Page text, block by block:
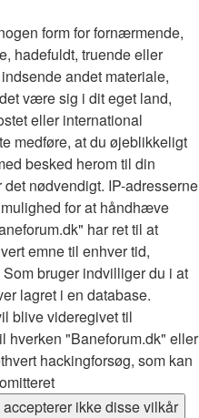
form for fornærmende,
hadefuldt, truende eller
andet materiale,
være sig i dit eget land,
eller international
medføre, at du øjeblikkeligt
besked herom til din
nødvendigt. IP-adresserne
for at håndhæve
har ret til at
emne til enhver tid,
bruger indvilliger du i at
lagret i en database.
blive videregivet til
hverken "Baneforum.dk" eller
hackingforsøg, som kan